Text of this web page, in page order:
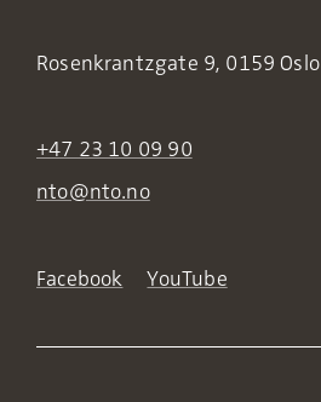
Rosenkrantzgate 9, 0159 Oslo
+47 23 10 09 90
nto@nto.no
Facebook YouTube